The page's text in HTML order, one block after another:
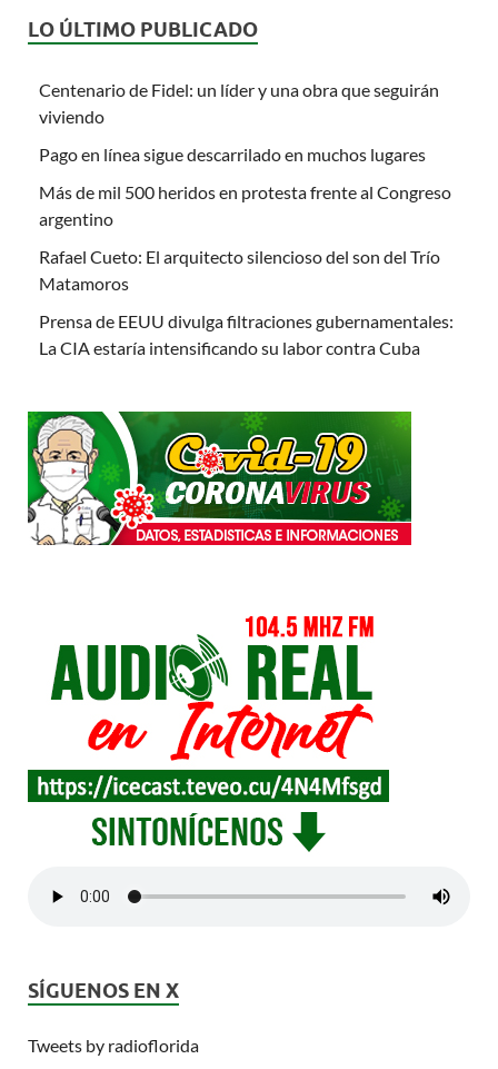
LO ÚLTIMO PUBLICADO
Centenario de Fidel: un líder y una obra que seguirán
viviendo
Pago en línea sigue descarrilado en muchos lugares
Más de mil 500 heridos en protesta frente al Congreso
argentino
Rafael Cueto: El arquitecto silencioso del son del Trío
Matamoros
Prensa de EEUU divulga filtraciones gubernamentales:
La CIA estaría intensificando su labor contra Cuba
SÍGUENOS EN X
Tweets by radioflorida